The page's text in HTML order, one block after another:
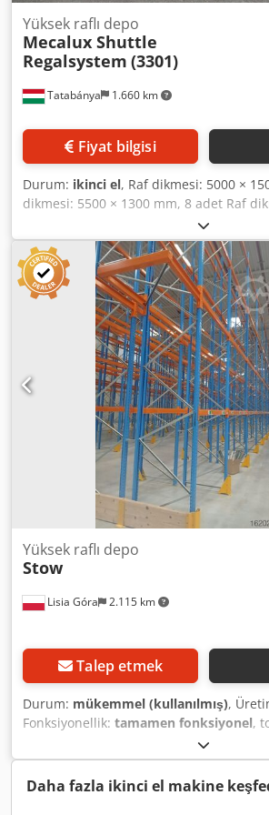
Tatabánya 1.660 km
Yüksek raflı depo
Mecalux Shuttle
Regalsystem (3301)
Fiyat bilgisi
Durum: ikinci el, Raf dikmesi: 5000 ×
dikmesi: 5500 × 1300 mm, 8 adet Raf
mm, 5 adet Raf dikmesi: 5500 × 510
kolonu: 5000 mm, 11 adet Taşıyıcı kiriş:
adet Taşıyıcı kiriş: 1350 × 60 mm, 19
mm, 28 adet Codpexcua Usfx Af Herf
12 adet Uç kapaklı vagon rayı: 6000
parçası: 40 adet Raf dikmesi takviye
adet 1 adet vagon + şarj cihazı +
Lisia Góra 2.115 km
Yüksek raflı depo
Stow
Talep etmek
Durum: mükemmel (kullanılmış),
Fonksiyonellik: tamamen fonksiyonel,
, toplam yükseklik:8.500 mm
bölümü için taşıma kapasitesi:1.800 kg
mm + travers 2800 mm 100x50 – palet
hemen mevcuttur. Satılık, yüksek kaliteli,
Daha fazla ikinci el makine